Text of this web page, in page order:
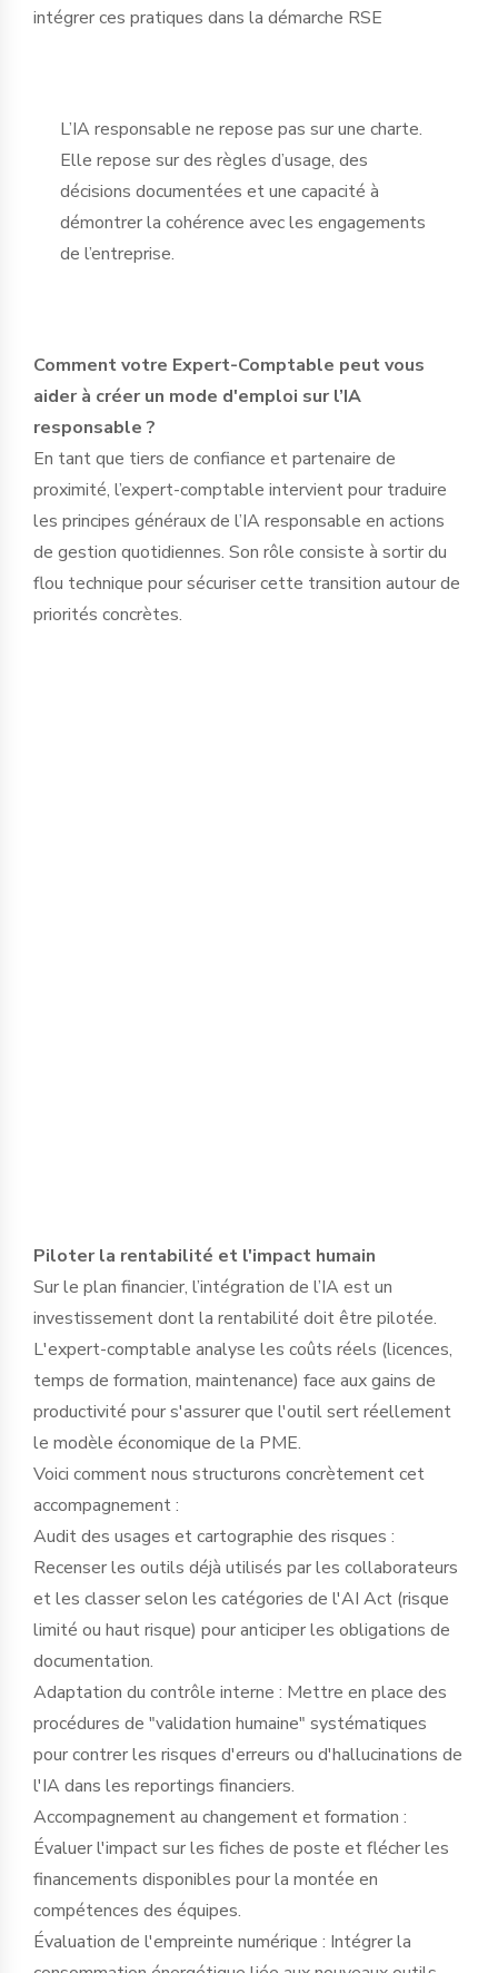
intégrer ces pratiques dans la démarche RSE
L’IA responsable ne repose pas sur une charte.
Elle repose sur des règles d’usage, des
décisions documentées et une capacité à
démontrer la cohérence avec les engagements
de l’entreprise.
Comment votre Expert-Comptable peut vous
aider à créer un mode d'emploi sur l’IA
responsable ?
En tant que tiers de confiance et partenaire de
proximité, l’expert-comptable intervient pour traduire
les principes généraux de l’IA responsable en actions
de gestion quotidiennes. Son rôle consiste à sortir du
flou technique pour sécuriser cette transition autour de
priorités concrètes.
Piloter la rentabilité et l'impact humain
Sur le plan financier, l’intégration de l’IA est un
investissement dont la rentabilité doit être pilotée.
L'expert-comptable analyse les coûts réels (licences,
temps de formation, maintenance) face aux gains de
productivité pour s'assurer que l'outil sert réellement
le modèle économique de la PME.
Voici comment nous structurons concrètement cet
accompagnement :
Audit des usages et cartographie des risques :
Recenser les outils déjà utilisés par les collaborateurs
et les classer selon les catégories de l'AI Act (risque
limité ou haut risque) pour anticiper les obligations de
documentation.
Adaptation du contrôle interne : Mettre en place des
procédures de "validation humaine" systématiques
pour contrer les risques d'erreurs ou d'hallucinations de
l'IA dans les reportings financiers.
Accompagnement au changement et formation :
Évaluer l'impact sur les fiches de poste et flécher les
financements disponibles pour la montée en
compétences des équipes.
Évaluation de l'empreinte numérique : Intégrer la